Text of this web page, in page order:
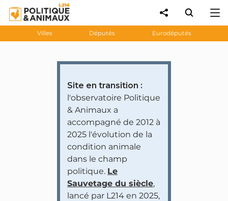
Villes Députés Eurodéputés
Site en transition :
l'observatoire Politique
& Animaux a
accompagné de 2012 à
2025 l'évolution de la
condition animale
dans le champ
politique. Le
Sauvetage du siècle,
lancé par L214 en 2025,